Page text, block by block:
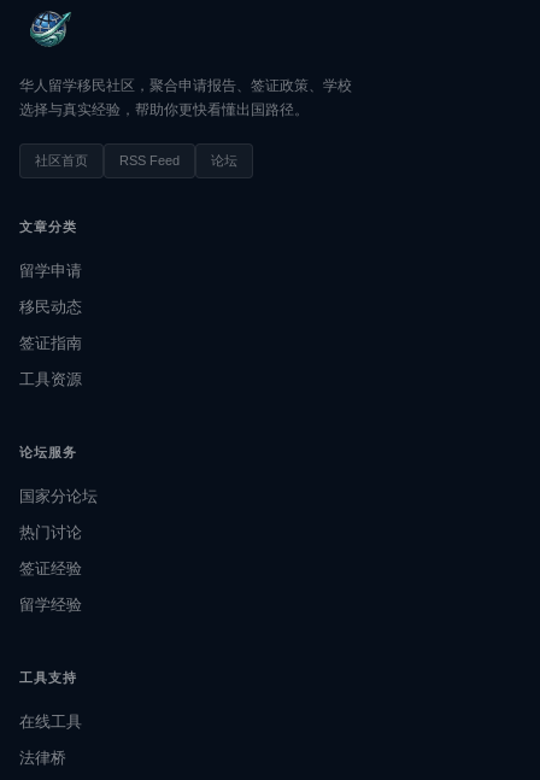
华人留学移民社区，聚合申请报告、签证政策、学校
选择与真实经验，帮助你更快看懂出国路径。
社区首页 RSS Feed 论坛
文章分类
留学申请
移民动态
签证指南
工具资源
论坛服务
国家分论坛
热门讨论
签证经验
留学经验
工具支持
在线工具
法律桥